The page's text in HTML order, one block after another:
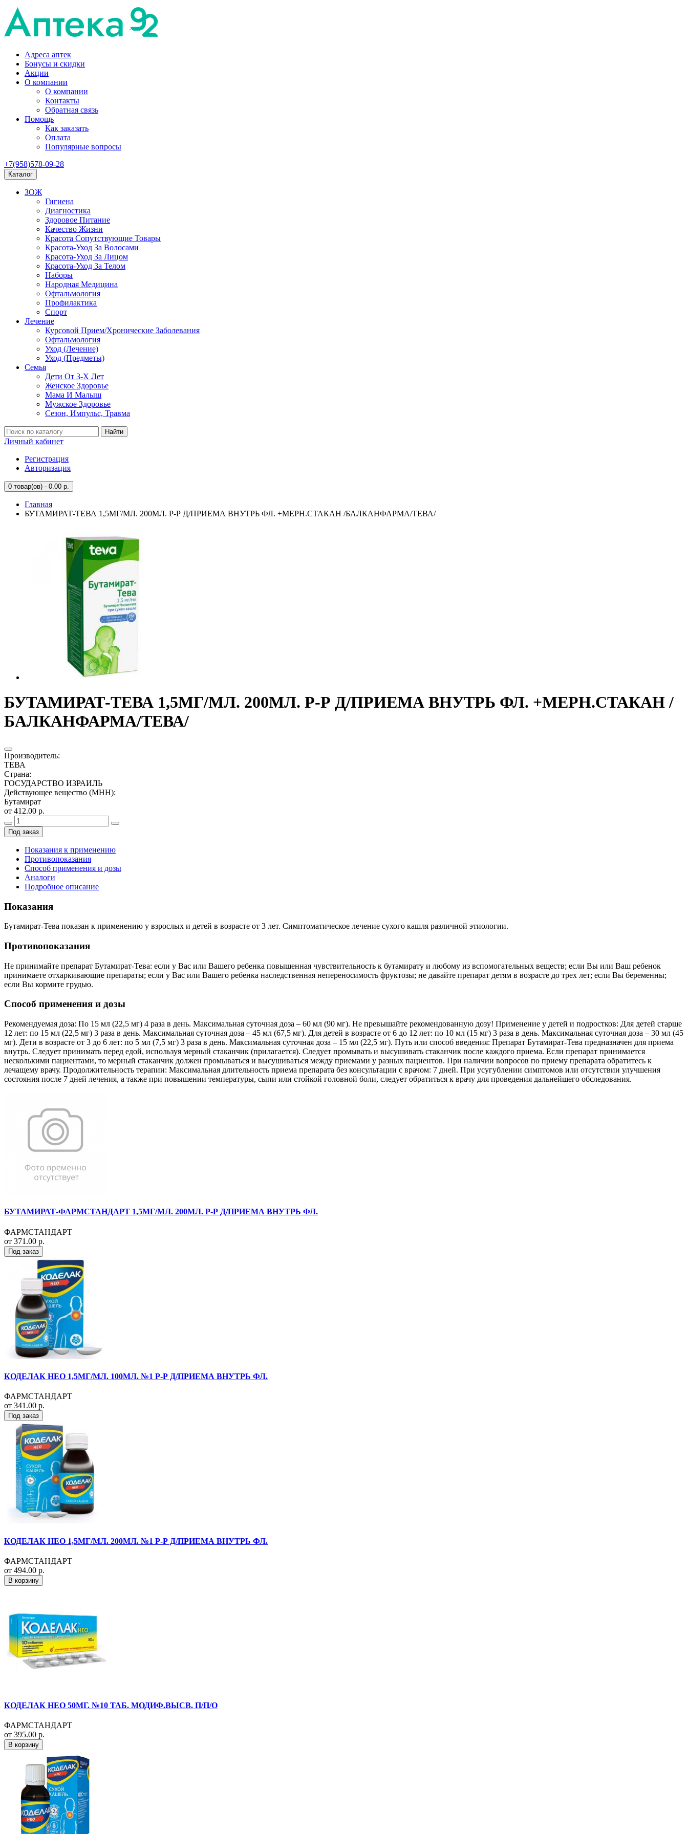
Адреса аптек
Бонусы и скидки
Акции
О компании
О компании
Контакты
Обратная связь
Помощь
Как заказать
Оплата
Популярные вопросы
+7(958)578-09-28
Каталог
ЗОЖ
Гигиена
Диагностика
Здоровое Питание
Качество Жизни
Красота Сопутствующие Товары
Красота-Уход За Волосами
Красота-Уход За Лицом
Красота-Уход За Телом
Наборы
Народная Медицина
Офтальмология
Профилактика
Спорт
Лечение
Курсовой Прием/Хронические Заболевания
Офтальмология
Уход (Лечение)
Уход (Предметы)
Семья
Дети От 3-Х Лет
Женское Здоровье
Мама И Малыш
Мужское Здоровье
Сезон, Импульс, Травма
Найти
Личный кабинет
Регистрация
Авторизация
0 товар(ов) - 0.00 р.
Главная
БУТАМИРАТ-ТЕВА 1,5МГ/МЛ. 200МЛ. Р-Р Д/ПРИЕМА ВНУТРЬ ФЛ. +МЕРН.СТАКАН /БАЛКАНФАРМА/ТЕВА/
БУТАМИРАТ-ТЕВА 1,5МГ/МЛ. 200МЛ. Р-Р Д/ПРИЕМА ВНУТРЬ ФЛ. +МЕРН.СТАКАН /
БАЛКАНФАРМА/ТЕВА/
Производитель:
ТЕВА
Страна:
ГОСУДАРСТВО ИЗРАИЛЬ
Действующее вещество (МНН):
Бутамират
от 412.00 р.
Под заказ
Показания к применению
Противопоказания
Способ применения и дозы
Аналоги
Подробное описание
Показания
Бутамират-Тева показан к применению у взрослых и детей в возрасте от 3 лет. Симптоматическое лечение сухого кашля различной этиологии.
Противопоказания
Не принимайте препарат Бутамират-Тева: если у Вас или Вашего ребенка повышенная чувствительность к бутамирату и любому из вспомогательных веществ; если Вы или Ваш ребенок
принимаете отхаркивающие препараты; если у Вас или Вашего ребенка наследственная непереносимость фруктозы; не давайте препарат детям в возрасте до трех лет; если Вы беременны;
если Вы кормите грудью.
Способ применения и дозы
Рекомендуемая доза: По 15 мл (22,5 мг) 4 раза в день. Максимальная суточная доза – 60 мл (90 мг). Не превышайте рекомендованную дозу! Применение у детей и подростков: Для детей старше
12 лет: по 15 мл (22,5 мг) 3 раза в день. Максимальная суточная доза – 45 мл (67,5 мг). Для детей в возрасте от 6 до 12 лет: по 10 мл (15 мг) 3 раза в день. Максимальная суточная доза – 30 мл (45
мг). Дети в возрасте от 3 до 6 лет: по 5 мл (7,5 мг) 3 раза в день. Максимальная суточная доза – 15 мл (22,5 мг). Путь или способ введения: Препарат Бутамират-Тева предназначен для приема
внутрь. Следует принимать перед едой, используя мерный стаканчик (прилагается). Следует промывать и высушивать стаканчик после каждого приема. Если препарат принимается
несколькими пациентами, то мерный стаканчик должен промываться и высушиваться между приемами у разных пациентов. При наличии вопросов по приему препарата обратитесь к
лечащему врачу. Продолжительность терапии: Максимальная длительность приема препарата без консультации с врачом: 7 дней. При усугублении симптомов или отсутствии улучшения
состояния после 7 дней лечения, а также при повышении температуры, сыпи или стойкой головной боли, следует обратиться к врачу для проведения дальнейшего обследования.
БУТАМИРАТ-ФАРМСТАНДАРТ 1,5МГ/МЛ. 200МЛ. Р-Р Д/ПРИЕМА ВНУТРЬ ФЛ.
ФАРМСТАНДАРТ
от 371.00 р.
Под заказ
КОДЕЛАК НЕО 1,5МГ/МЛ. 100МЛ. №1 Р-Р Д/ПРИЕМА ВНУТРЬ ФЛ.
ФАРМСТАНДАРТ
от 341.00 р.
Под заказ
КОДЕЛАК НЕО 1,5МГ/МЛ. 200МЛ. №1 Р-Р Д/ПРИЕМА ВНУТРЬ ФЛ.
ФАРМСТАНДАРТ
от 494.00 р.
В корзину
КОДЕЛАК НЕО 50МГ. №10 ТАБ. МОДИФ.ВЫСВ. П/П/О
ФАРМСТАНДАРТ
от 395.00 р.
В корзину